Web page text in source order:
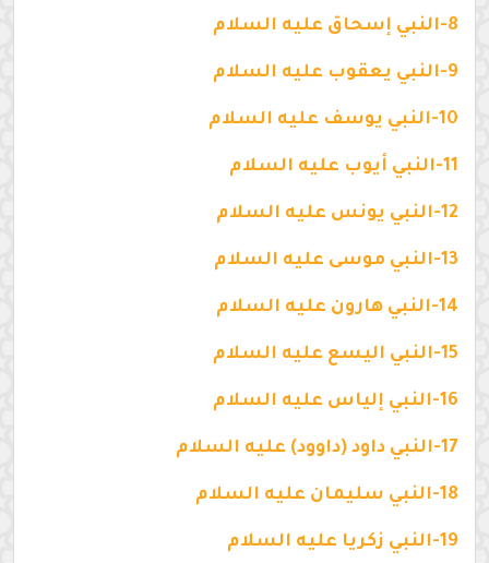
8-النبي إسحاق عليه السلام
9-النبي يعقوب عليه السلام
10-النبي يوسف عليه السلام
11-النبي أيوب عليه السلام
12-النبي يونس عليه السلام
13-النبي موسى عليه السلام
14-النبي هارون عليه السلام
15-النبي اليسع عليه السلام
16-النبي إلياس عليه السلام
17-النبي داود (داوود) عليه السلام
18-النبي سليمان عليه السلام
19-النبي زكريا عليه السلام